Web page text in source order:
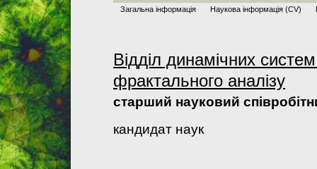
Загальна інформація Наукова інформація (CV)
Відділ динамічних
фрактального аналізу
старший науковий
кандидат наук